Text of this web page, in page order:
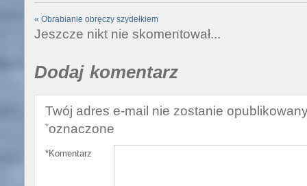
« Obrabianie obręczy szydełkiem
Jeszcze nikt nie skomentował...
Dodaj komentarz
Twój adres e-mail nie zostanie
oznaczone
*
Komentarz
*